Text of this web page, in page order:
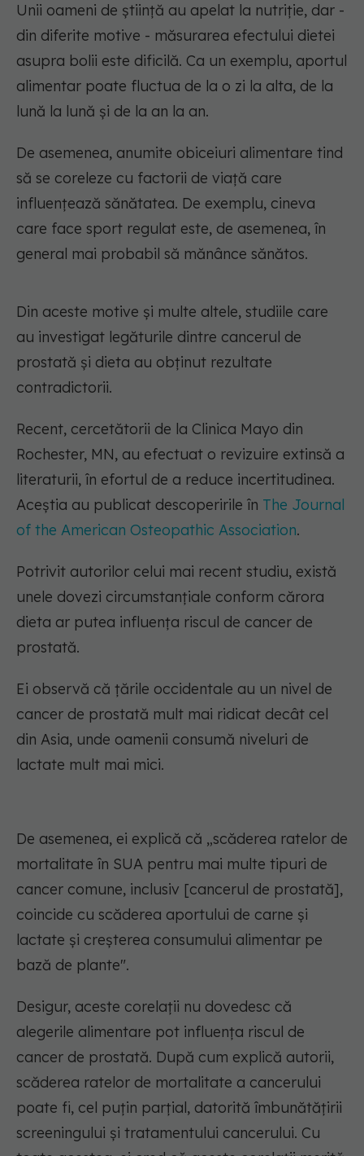
Unii oameni de știință au apelat la nutriție, dar -
din diferite motive - măsurarea efectului dietei
asupra bolii este dificilă. Ca un exemplu, aportul
alimentar poate fluctua de la o zi la alta, de la
lună la lună și de la an la an.
De asemenea, anumite obiceiuri alimentare tind
să se coreleze cu factorii de viață care
influențează sănătatea. De exemplu, cineva
care face sport regulat este, de asemenea, în
general mai probabil să mănânce sănătos.
Din aceste motive și multe altele, studiile care
au investigat legăturile dintre cancerul de
prostată și dieta au obținut rezultate
contradictorii.
Recent, cercetătorii de la Clinica Mayo din
Rochester, MN, au efectuat o revizuire extinsă a
literaturii, în efortul de a reduce incertitudinea.
Aceștia au publicat descoperirile în The Journal
of the American Osteopathic Association.
Potrivit autorilor celui mai recent studiu, există
unele dovezi circumstanțiale conform cărora
dieta ar putea influența riscul de cancer de
prostată.
Ei observă că țările occidentale au un nivel de
cancer de prostată mult mai ridicat decât cel
din Asia, unde oamenii consumă niveluri de
lactate mult mai mici.
De asemenea, ei explică că „scăderea ratelor de
mortalitate în SUA pentru mai multe tipuri de
cancer comune, inclusiv [cancerul de prostată],
coincide cu scăderea aportului de carne și
lactate și creșterea consumului alimentar pe
bază de plante".
Desigur, aceste corelații nu dovedesc că
alegerile alimentare pot influența riscul de
cancer de prostată. După cum explică autorii,
scăderea ratelor de mortalitate a cancerului
poate fi, cel puțin parțial, datorită îmbunătățirii
screeningului și tratamentului cancerului. Cu